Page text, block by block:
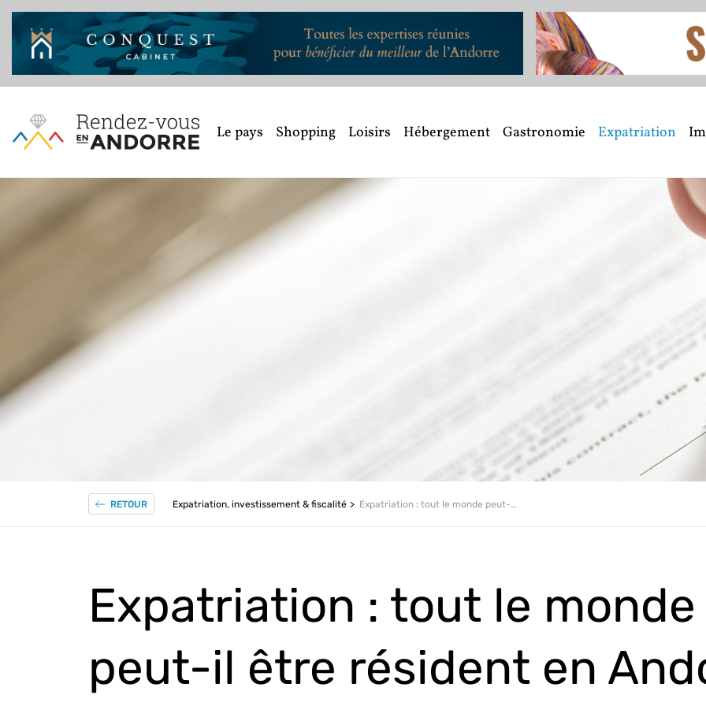
Le pays Shopping Loisirs Hébergement Gastronomie Expatriation
RETOUR Expatriation, investissement & fiscalité Expatriation : tout le monde peut-il être résident en Andorre ?
Expatriation : tout le monde
peut-il être résident en